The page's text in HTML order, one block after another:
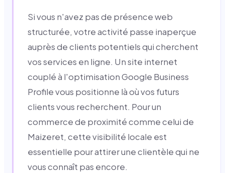
Si vous n'avez pas de présence web
structurée, votre activité passe inaperçue
auprès de clients potentiels qui cherchent
vos services en ligne. Un site internet
couplé à l'optimisation Google Business
Profile vous positionne là où vos futurs
clients vous recherchent. Pour un
commerce de proximité comme celui de
Maizeret, cette visibilité locale est
essentielle pour attirer une clientèle qui ne
vous connaît pas encore.